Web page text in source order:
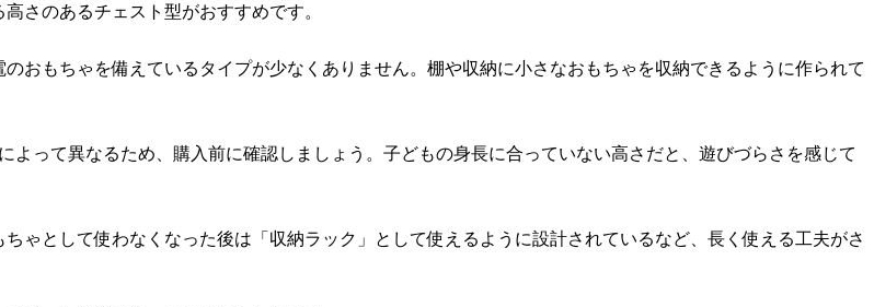
さのあるチェスト型がおすすめです。
おもちゃを備えているタイプが少なくありません。棚や収納に小さなおもちゃを収納できるように作られて
って異なるため、購入前に確認しましょう。子どもの身長に合っていない高さだと、遊びづらさを感じて
ゃとして使わなくなった後は「収納ラック」として使えるように設計されているなど、長く使える工夫がさ